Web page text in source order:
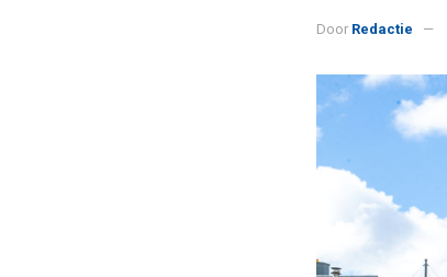
Door Redactie